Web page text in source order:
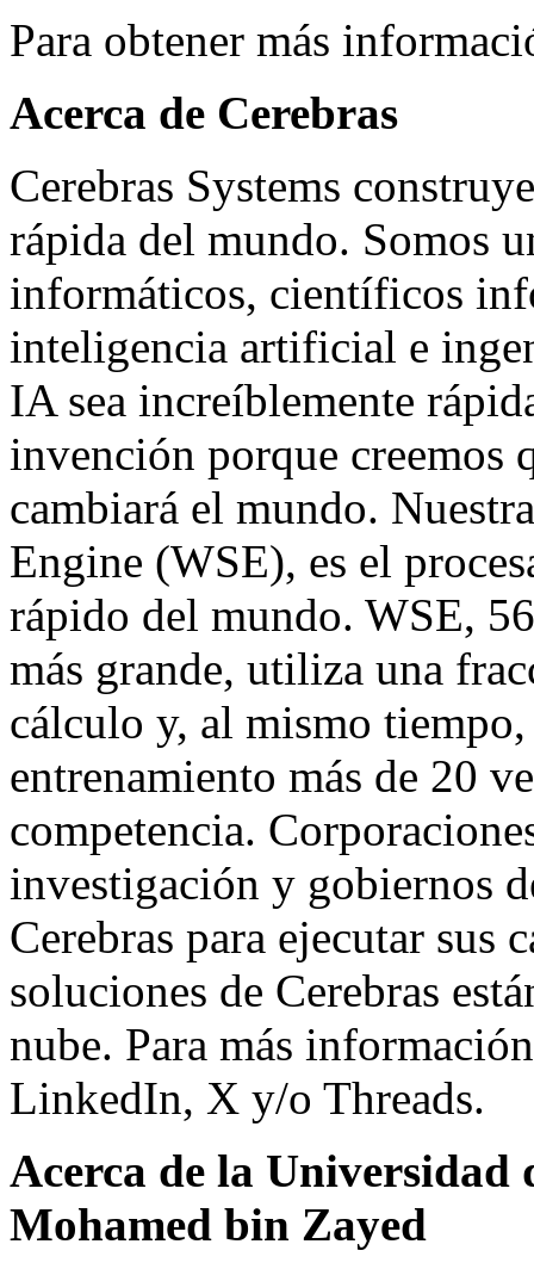
Para obtener más
Acerca de Cerebras
Cerebras Systems
rápida del mundo. Somos
informáticos, científicos
inteligencia artificial e
IA sea increíblemente
invención porque creemos
cambiará el mundo.
Engine (WSE), es el
rápido del mundo. WSE,
más grande, utiliza una
cálculo y, al mismo
entrenamiento más de 20
competencia.
investigación y gobiernos
Cerebras para ejecutar sus
soluciones de Cerebras
nube. Para más
LinkedIn, X y/o Threads.
Acerca de la
Mohamed bin Zayed